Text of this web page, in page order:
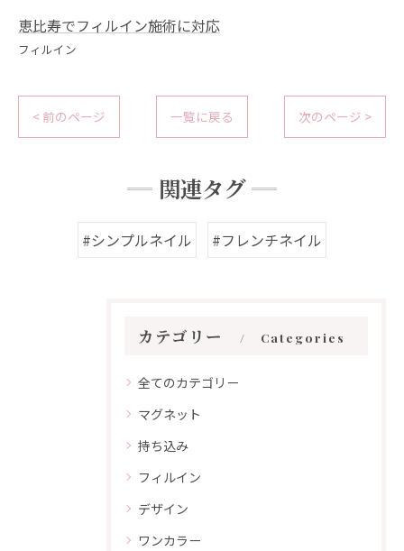
恵比寿でフィルイン施術に対応
フィルイン
< 前のページ 一覧に戻る 次のページ >
関連タグ
#シンプルネイル #フレンチネイル
カテゴリー Categories
全てのカテゴリー
マグネット
持ち込み
フィルイン
デザイン
ワンカラー